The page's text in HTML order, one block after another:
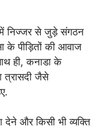
में निज्जर से जुड़े संगठन
के पीड़ितों की आवाज
ही, कनाडा के
त्रासदी जैसे
देने और किसी भी व्यक्ति